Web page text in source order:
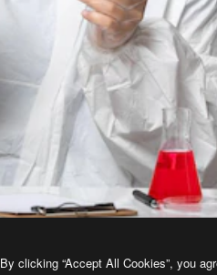
By clicking “Accept All Cookies”, you